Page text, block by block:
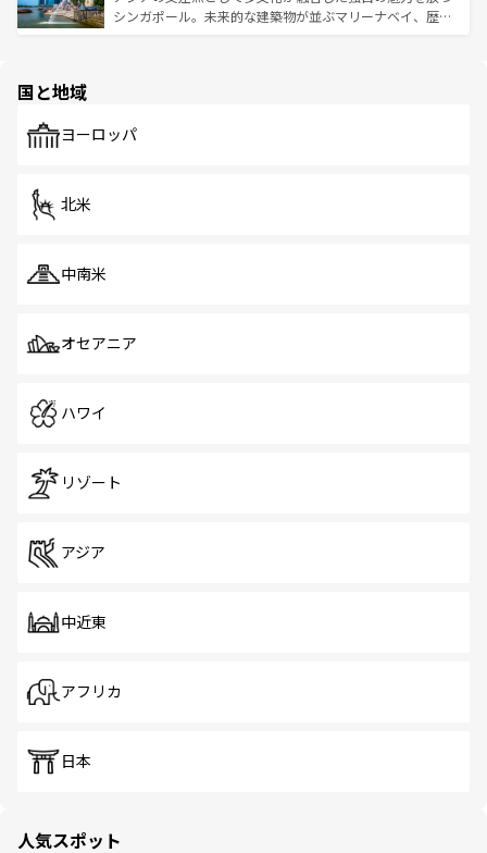
た文化、そして多様な観光資源が、訪れる旅人を魅了し続
うな絶景から文化的な体験まで、香港を存分に楽しみ尽く
シンガポール。未来的な建築物が並ぶマリーナベイ、歴史
で、ホーカーズは地元の風情を楽しめる外せないスポット
国と地域
ヨーロッパ
北米
中南米
オセアニア
ハワイ
リゾート
アジア
中近東
アフリカ
日本
人気スポット